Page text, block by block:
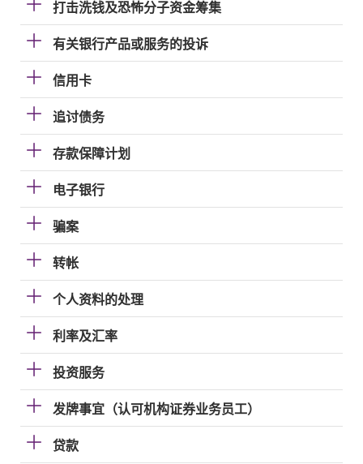
打击洗钱及恐怖分子资金筹集
有关银行产品或服务的投诉
信用卡
追讨债务
存款保障计划
电子银行
骗案
转帐
个人资料的处理
利率及汇率
投资服务
发牌事宜（认可机构证券业务员工）
贷款